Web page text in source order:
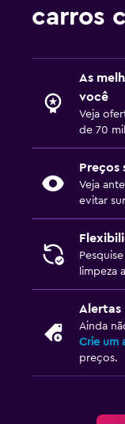
carros
As
você
Veja
de 70
Preços
Veja
evitar
limpeza
Alertas
Ainda
Crie um
preços.